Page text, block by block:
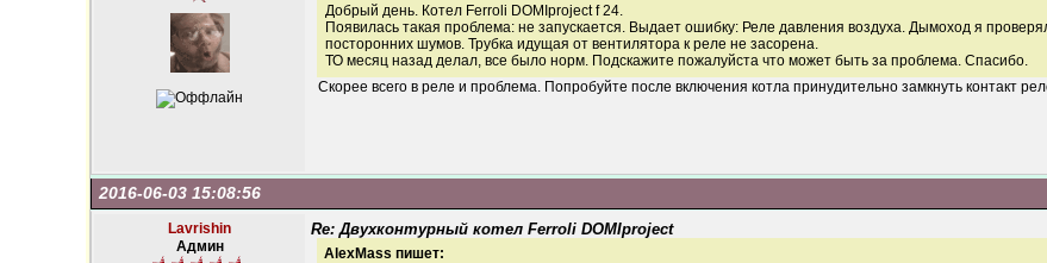
Добрый день. Котел Ferroli DOMIproject f 24.
Появилась такая проблема: не запускается. Выдает ошибку: Реле давления воздуха. Дымоход я
посторонних шумов. Трубка идущая от вентилятора к реле не засорена.
ТО месяц назад делал, все было норм. Подскажите пожалуйста что может быть за проблема. Спасибо.
Скорее всего в реле и проблема. Попробуйте после включения котла принудительно замкнуть контакт
2016-06-03 15:08:56
Lavrishin
Админ
Re: Двухконтурный котел Ferroli DOMIproject
AlexMass пишет: